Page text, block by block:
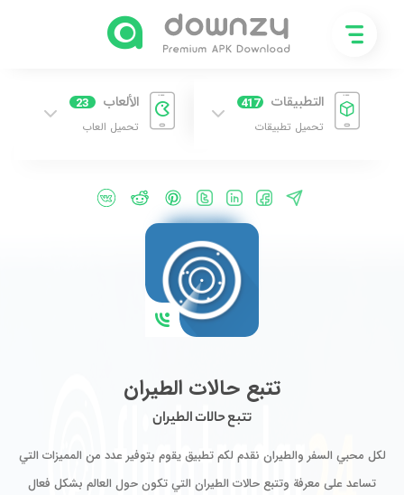
التطبيقات 417
تحميل تطبيقات
الألعاب 23
تحميل العاب
تتبع حالات الطيران
تتبع حالات الطيران
لكل محبي السفر والطيران نقدم لكم تطبيق يقوم بتوفير عدد من المميزات التي
تساعد على معرفة وتتبع حالات الطيران التي تكون حول العالم بشكل فعال